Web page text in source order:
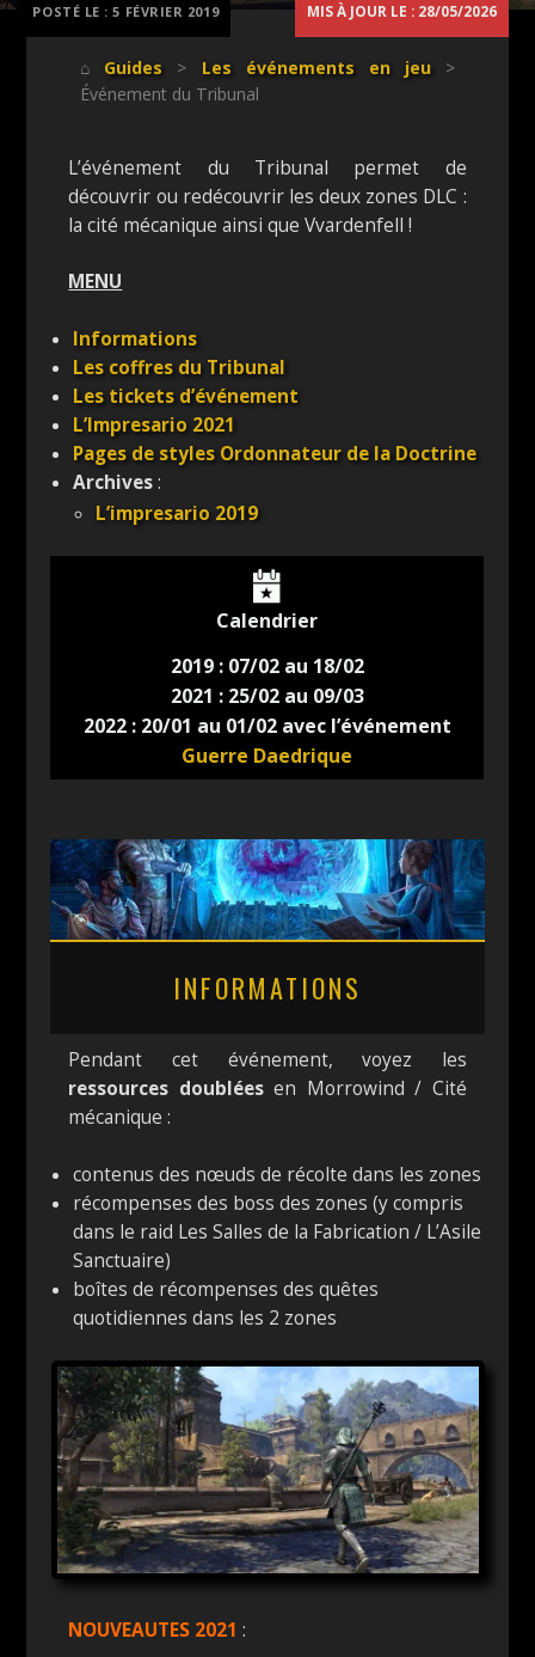
MIS À JOUR LE : 28/05/2026
⌂ Guides > Les événements en jeu>
Événement du Tribunal
L’événement du Tribunal permet de
découvrir ou redécouvrir les deux zones DLC :
la cité mécanique ainsi que Vvardenfell !
MENU
Informations
Les coffres du Tribunal
Les tickets d’événement
L’Impresario 2021
Pages de styles Ordonnateur de la Doctrine
Archives:
L’impresario 2019
Calendrier
2019 : 07/02 au 18/02
2021 : 25/02 au 09/03
2022 : 20/01 au 01/02 avec l’événement
Guerre Daedrique
INFORMATIONS
Pendant cet événement, voyez les
ressources doubléesen Morrowind / Cité
mécanique :
contenus des nœuds de récolte dans les zones
récompenses des boss des zones (y compris
dans le raid Les Salles de la Fabrication / L’Asile
Sanctuaire)
boîtes de récompenses des quêtes
quotidiennes dans les 2 zones
NOUVEAUTES 2021 :
POSTÉ LE :5 FÉVRIER 2019